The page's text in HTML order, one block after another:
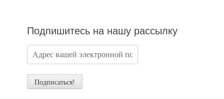
Подпишитесь на нашу рассылку